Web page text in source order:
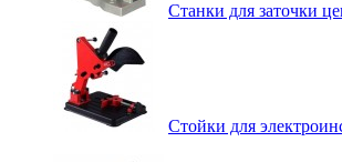
Станки для заточки
Стойки для